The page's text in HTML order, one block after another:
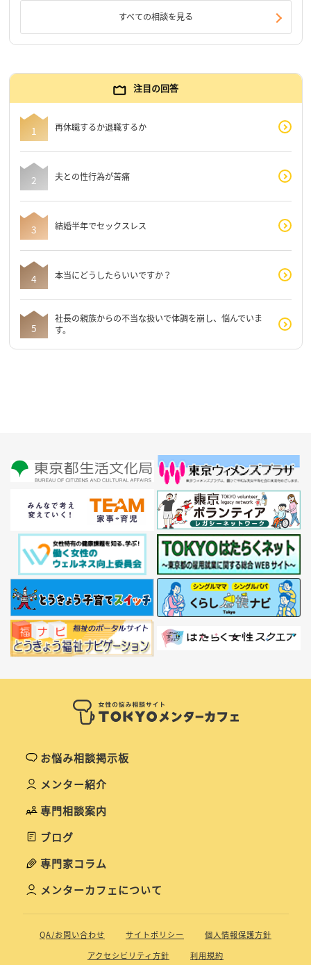
すべての相談を見る
注目の回答
再休職するか退職するか
夫との性行為が苦痛
結婚半年でセックスレス
本当にどうしたらいいですか？
社長の親族からの不当な扱いで体調を崩し、悩んでいま
す。
お悩み相談掲示板
メンター紹介
専門相談案内
ブログ
専門家コラム
メンターカフェについて
QA/お問い合わせ サイトポリシー
個人情報保護方針
アクセシビリティ方針
利用規約